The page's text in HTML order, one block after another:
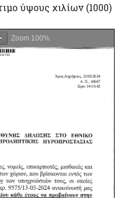
ύψους χιλίων (1000)
Zoom 100%